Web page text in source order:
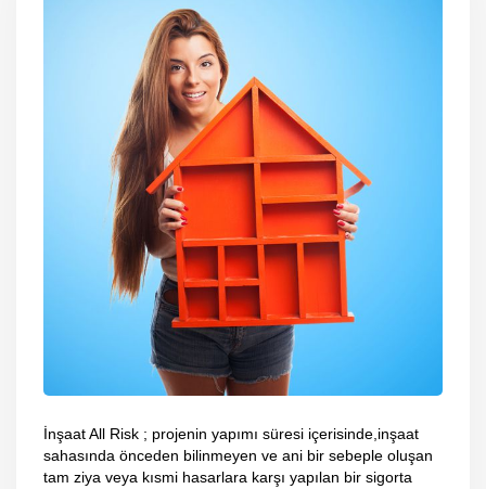
İnşaat All Risk ; projenin yapımı süresi içerisinde,inşaat
sahasında önceden bilinmeyen ve ani bir sebeple oluşan
tam ziya veya kısmi hasarlara karşı yapılan bir sigorta